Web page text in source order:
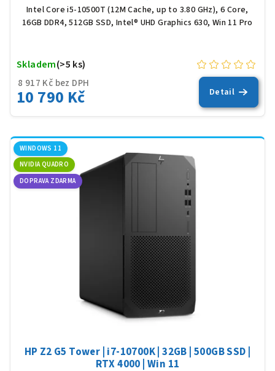
Intel Core i5-10500T (12M Cache, up to 3.80 GHz), 6 Core,
16GB DDR4, 512GB SSD, Intel® UHD Graphics 630, Win 11 Pro
8 917 Kč bez DPH
10 790 Kč
Skladem(>5 ks)
Detail
WINDOWS 11
NVIDIA QUADRO
DOPRAVA ZDARMA
HP Z2 G5 Tower | i7-10700K | 32GB | 500GB SSD |
RTX 4000 | Win 11